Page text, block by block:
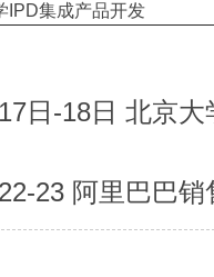
IPD集成产品开发
日-18日 北京
23 阿里巴巴